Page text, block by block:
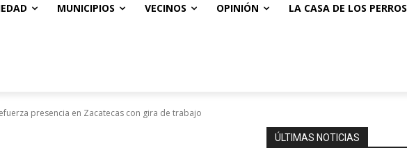
MUNICIPIOS VECINOS OPINIÓN LA CASA DE LOS PERROS
presencia en Zacatecas con gira de trabajo
ÚLTIMAS NOTICIAS